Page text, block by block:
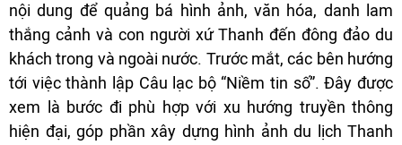
nội dung để quảng bá hình ảnh, văn hóa, danh lam
thắng cảnh và con người xứ Thanh đến đông đảo du
khách trong và ngoài nước. Trước mắt, các bên hướng
tới việc thành lập Câu lạc bộ “Niềm tin số”. Đây được
xem là bước đi phù hợp với xu hướng truyền thông
hiện đại, góp phần xây dựng hình ảnh du lịch Thanh